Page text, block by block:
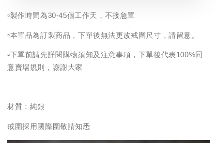
▫️製作時間為30-45個工作天，不接急單
▫️本單品為訂製商品，下單後無法更改戒圍尺寸，請留意。
▫️下單前請先詳閱購物須知及注意事項，下單後代表100%同
意賣場規則，謝謝大家
材質：純銀
戒圍採用國際圍敬請知悉